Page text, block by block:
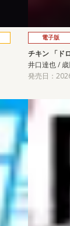
電子版
チキン 「ド
井口達也 /
発売日：